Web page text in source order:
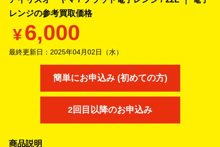
レンジの参考買取価格
¥6,000
最終更新日： 2025年04月02日（水）
簡単にお申込み (初めての方)
2回目以降のお申込み
商品説明